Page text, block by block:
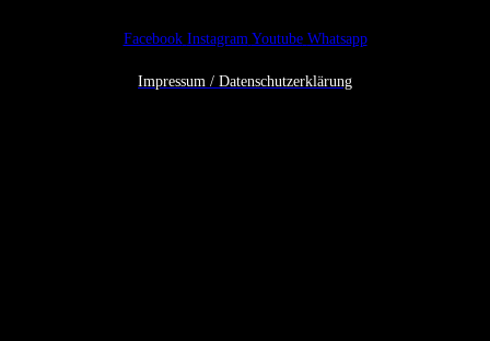
Facebook Instagram Youtube Whatsapp
Impressum / Datenschutzerklärung